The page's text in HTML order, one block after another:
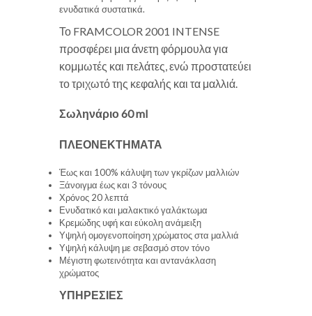
ενυδατικά συστατικά.
Το FRAMCOLOR 2001 INTENSE
προσφέρει μια άνετη φόρμουλα για
κομμωτές και πελάτες, ενώ προστατεύει
το τριχωτό της κεφαλής και τα μαλλιά.
Σωληνάριο 60 ml
ΠΛΕΟΝΕΚΤΗΜΑΤΑ
Έως και 100% κάλυψη των γκρίζων μαλλιών
Ξάνοιγμα έως και 3 τόνους
Χρόνος 20 λεπτά
Ενυδατικό και μαλακτικό γαλάκτωμα
Κρεμώδης υφή και εύκολη ανάμειξη
Υψηλή ομογενοποίηση χρώματος στα μαλλιά
Υψηλή κάλυψη με σεβασμό στον τόνο
Μέγιστη φωτεινότητα και αντανάκλαση
χρώματος
ΥΠΗΡΕΣΙΕΣ